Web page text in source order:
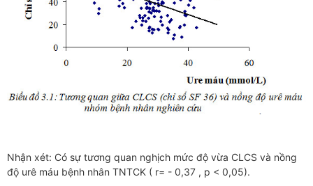
Nhận xét: Có sự tương quan nghịch mức độ vừa CLCS và nồng
độ urê máu bệnh nhân TNTCK ( r= - 0,37 , p < 0,05).